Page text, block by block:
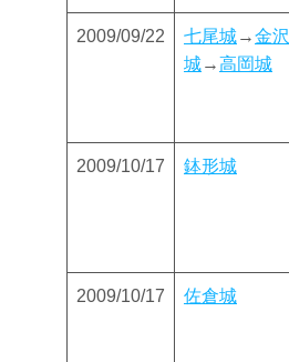
2009/09/22 七尾城→金沢
城→高岡城
2009/10/17 鉢形城
2009/10/17 佐倉城